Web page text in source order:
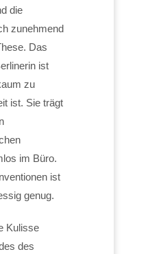
die
zunehmend
Das
ist
zu
ist. Sie trägt
im Büro.
ist
genug.
Kulisse
des